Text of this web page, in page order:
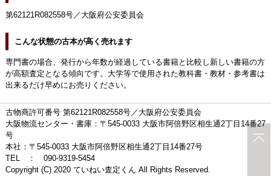
第62121R082558号／大阪府公安委員会
こんな状態の古本が高く売れます
専門書の場合、発行から年数が経過している書籍と比較し新しい書籍の方
が高額査定となる傾向です。大学等で使用された教科書・教材・参考書は
出来るだけ早めにお売りください。
古物商許可番号 第62121R082558号／大阪府公安委員会
大阪物流センター・書庫：〒545-0033 大阪市阿倍野区相生通2丁目14番27
号
本社：〒545-0033 大阪市阿倍野区相生通2丁目14番27号
TEL ： 090-9319-5454
Copyright (C) 2020 ていねい査定くん All Rights Reserved.